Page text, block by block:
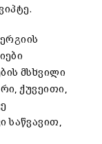
მსხვილი
ქუვეითი,